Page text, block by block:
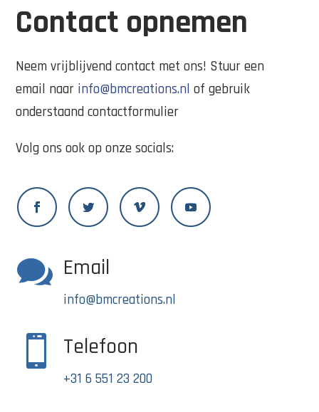
Contact opnemen
Neem vrijblijvend contact met ons! Stuur een
email naar info@bmcreations.nl of gebruik
onderstaand contactformulier
Volg ons ook op onze socials:
 Email
info@bmcreations.nl
 Telefoon
+31 6 551 23 200